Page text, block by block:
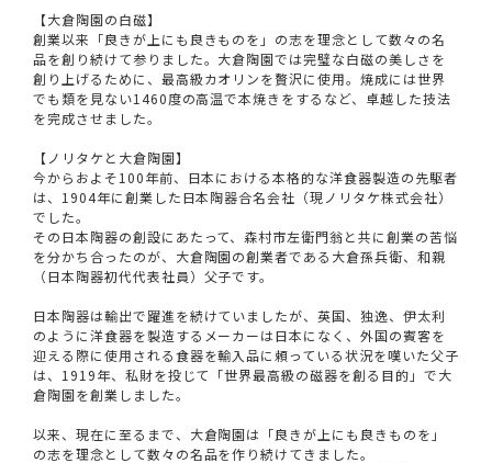
【大倉陶園の白磁】
創業以来「良きが上にも良きものを」の志を理念として数々の名
品を創り続けて参りました。大倉陶園では完璧な白磁の美しさを
創り上げるために、最高級カオリンを贅沢に使用。焼成には世界
でも類を見ない1460度の高温で本焼きをするなど、卓越した技法
を完成させました。
【ノリタケと大倉陶園】
今からおよそ100年前、日本における本格的な洋食器製造の先駆者
は、1904年に創業した日本陶器合名会社（現ノリタケ株式会社）
でした。
その日本陶器の創設にあたって、森村市左衛門翁と共に創業の苦悩
を分かち合ったのが、大倉陶園の創業者である大倉孫兵衛、和親
（日本陶器初代代表社員）父子です。
日本陶器は輸出で躍進を続けていましたが、英国、独逸、伊太利
のように洋食器を製造するメーカーは日本になく、外国の賓客を
迎える際に使用される食器を輸入品に頼っている状況を嘆いた父子
は、1919年、私財を投じて「世界最高級の磁器を創る目的」で大
倉陶園を創業しました。
以来、現在に至るまで、大倉陶園は「良きが上にも良きものを」
の志を理念として数々の名品を作り続けてきました。